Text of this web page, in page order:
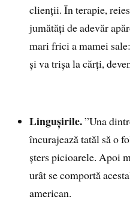
clienții. În terapie,
jumătăți de adevăr
mari frici a mamei
și va trișa la cărți,
Lingușirile.”Una
încurajează tatăl să o
șters picioarele. Apoi
urât se comportă
american.